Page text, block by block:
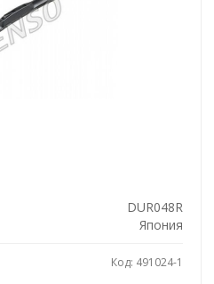
DUR048R
Япония
Код: 491024-1